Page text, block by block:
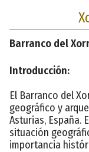
Barranco del
Introducción:
El Barranco del
geográfico y
Asturias, España.
situación
importancia